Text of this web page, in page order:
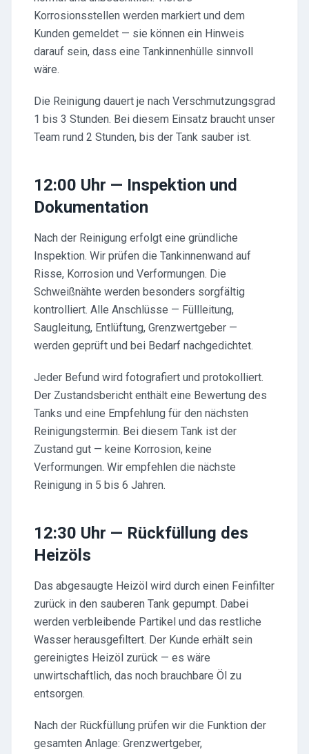
Korrosionsstellen werden markiert und dem
Kunden gemeldet — sie können ein Hinweis
darauf sein, dass eine Tankinnenhülle sinnvoll
wäre.
Die Reinigung dauert je nach Verschmutzungsgrad
1 bis 3 Stunden. Bei diesem Einsatz braucht unser
Team rund 2 Stunden, bis der Tank sauber ist.
12:00 Uhr — Inspektion und
Dokumentation
Nach der Reinigung erfolgt eine gründliche
Inspektion. Wir prüfen die Tankinnenwand auf
Risse, Korrosion und Verformungen. Die
Schweißnähte werden besonders sorgfältig
kontrolliert. Alle Anschlüsse — Füllleitung,
Saugleitung, Entlüftung, Grenzwertgeber —
werden geprüft und bei Bedarf nachgedichtet.
Jeder Befund wird fotografiert und protokolliert.
Der Zustandsbericht enthält eine Bewertung des
Tanks und eine Empfehlung für den nächsten
Reinigungstermin. Bei diesem Tank ist der
Zustand gut — keine Korrosion, keine
Verformungen. Wir empfehlen die nächste
Reinigung in 5 bis 6 Jahren.
12:30 Uhr — Rückfüllung des
Heizöls
Das abgesaugte Heizöl wird durch einen Feinfilter
zurück in den sauberen Tank gepumpt. Dabei
werden verbleibende Partikel und das restliche
Wasser herausgefiltert. Der Kunde erhält sein
gereinigtes Heizöl zurück — es wäre
unwirtschaftlich, das noch brauchbare Öl zu
entsorgen.
Nach der Rückfüllung prüfen wir die Funktion der
gesamten Anlage: Grenzwertgeber,